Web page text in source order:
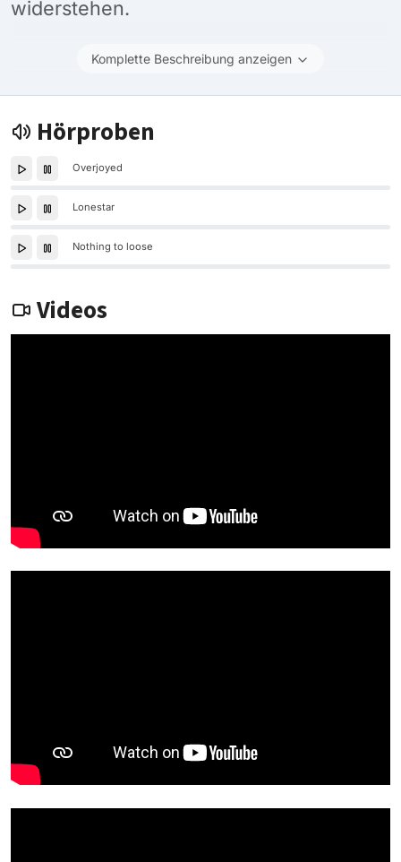
widerstehen.
Komplette Beschreibung anzeigen
Hörproben
Overjoyed
Lonestar
Nothing to loose
Videos